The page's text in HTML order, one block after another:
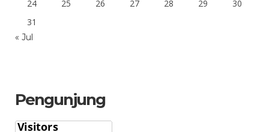
24
25 26 27 28 29
30
31
« Jul
Pengunjung